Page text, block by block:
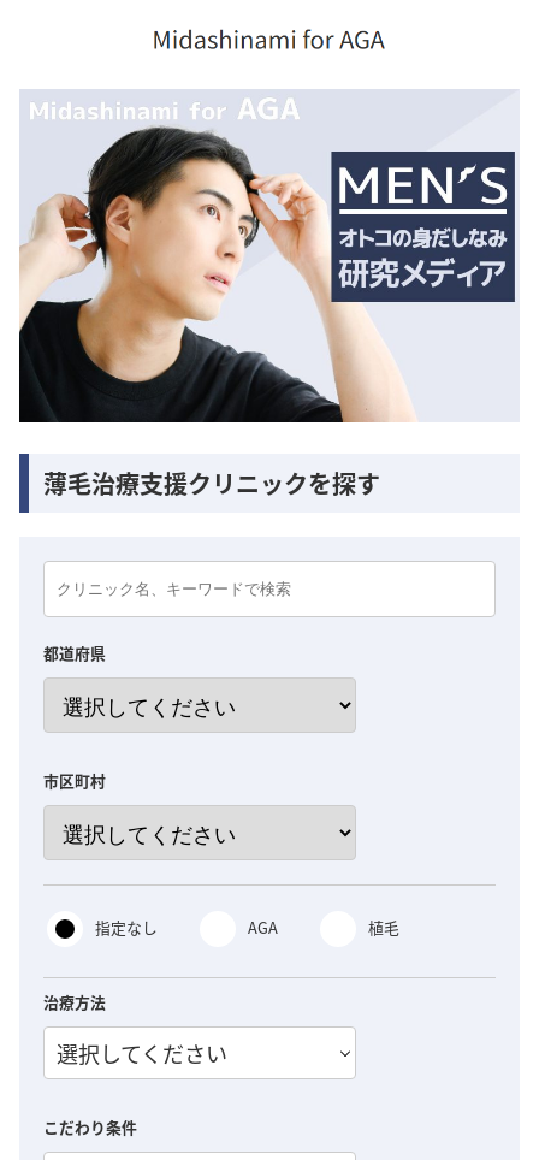
薄毛治療支援クリニックを探す
都道府県
市区町村
指定なし AGA 植毛
治療方法
選択してください
こだわり条件